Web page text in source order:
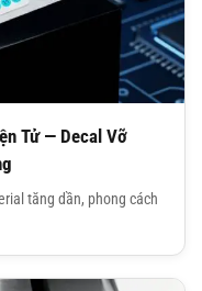
Tử — Decal Vỡ
tăng dần, phong cách